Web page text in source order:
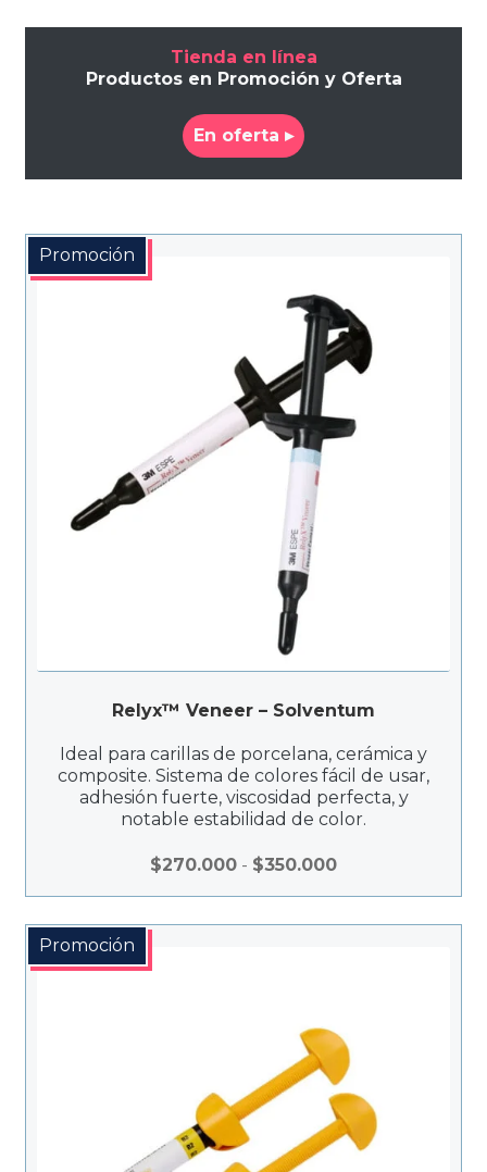
Tienda en línea
Productos en Promoción y Oferta
En oferta ▸
Promoción
Relyx™ Veneer – Solventum
Ideal para carillas de porcelana, cerámica y
composite. Sistema de colores fácil de usar,
adhesión fuerte, viscosidad perfecta, y
notable estabilidad de color.
$270.000 - $350.000Rango
Promoción